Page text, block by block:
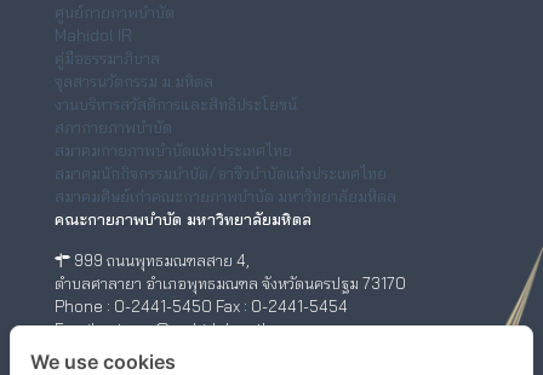
ศูนย์กายภาพบำบัด
Mahidol IR
คู่มือธรรมาภิบาล
จุลสารนวัตกรรม ม.มหิดล
งานบริหารสวัสดิการและสิทธิประโยชน์
สภากายภาพบำบัด
สมาคมกายภาพบำบัดแห่งประเทศไทย
สมาคมนักกิจกรรมบำบัด/อาชีวบำบัดแห่งประเทศไทย
สมาคมศิษย์เก่าคณะกายภาพบำบัด มหาวิทยาลัยมหิดล
คณะกายภาพบำบัด มหาวิทยาลัยมหิดล
999 ถนนพุทธมณฑลสาย 4,
ตำบลศาลายา อำเภอพุทธมณฑล จังหวัดนครปฐม 73170
Phone : 0-2441-5450 Fax : 0-2441-5454
Email : ptwww@mahidol.ac.th
ศูนย์กายภาพบำบัด (เชิงสะพานสมเด็จพระปิ่นเกล้า)
We use cookies